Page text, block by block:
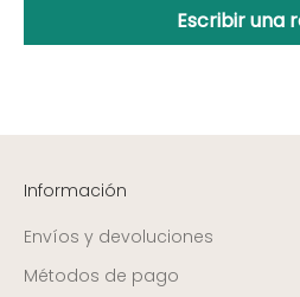
Escribir una
Información
Envíos y devoluciones
Métodos de pago